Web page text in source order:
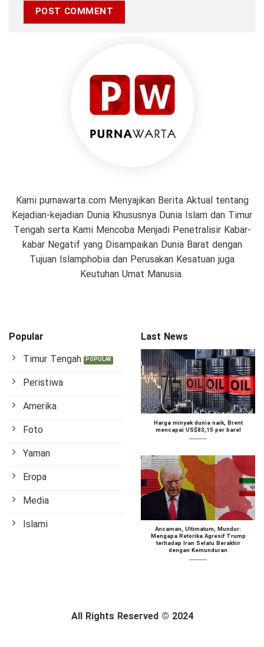
Kami purnawarta.com Menyajikan Berita Aktual tentang
Kejadian-kejadian Dunia Khususnya Dunia Islam dan Timur
Tengah serta Kami Mencoba Menjadi Penetralisir Kabar-
kabar Negatif yang Disampaikan Dunia Barat dengan
Tujuan Islamphobia dan Perusakan Kesatuan juga
Keutuhan Umat Manusia.
Popular
Timur Tengah
Peristiwa
Amerika
Foto
Yaman
Eropa
Media
Islami
Last News
Harga minyak dunia naik, Brent
mencapai US$83,15 per barel
Ancaman, Ultimatum, Mundur:
Mengapa Retorika Agresif Trump
terhadap Iran Selalu Berakhir
dengan Kemunduran
All Rights Reserved © 2024